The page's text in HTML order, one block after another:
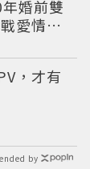
婚前雙
愛情底
，才有
by